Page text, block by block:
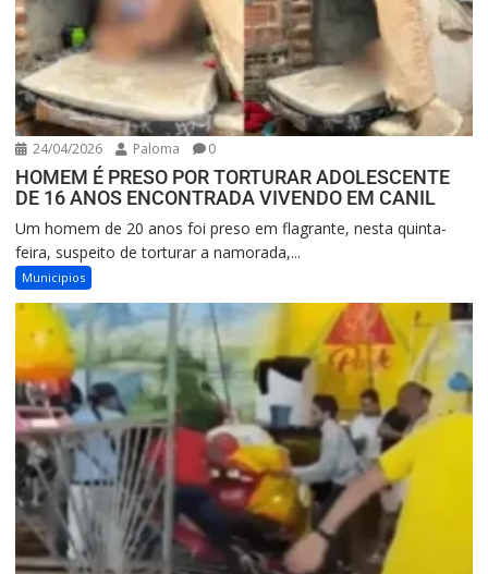
24/04/2026 Paloma 0
HOMEM É PRESO POR TORTURAR ADOLESCENTE
DE 16 ANOS ENCONTRADA VIVENDO EM CANIL
Um homem de 20 anos foi preso em flagrante, nesta quinta-
feira, suspeito de torturar a namorada,...
Municipios